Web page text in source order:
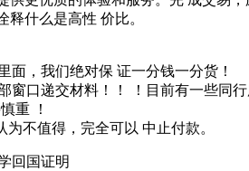
什么是高性 价比。
，我们绝对保 证一分钱一分货！
口递交材料！！ ！目前有一些同
重 ！
不值得，完全可以 中止付款。
回国证明